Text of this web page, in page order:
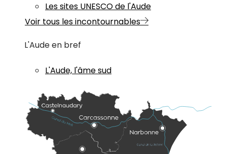
Les sites UNESCO de l'Aude
Voir tous les incontournables
L'Aude en bref
L'Aude, l'âme sud